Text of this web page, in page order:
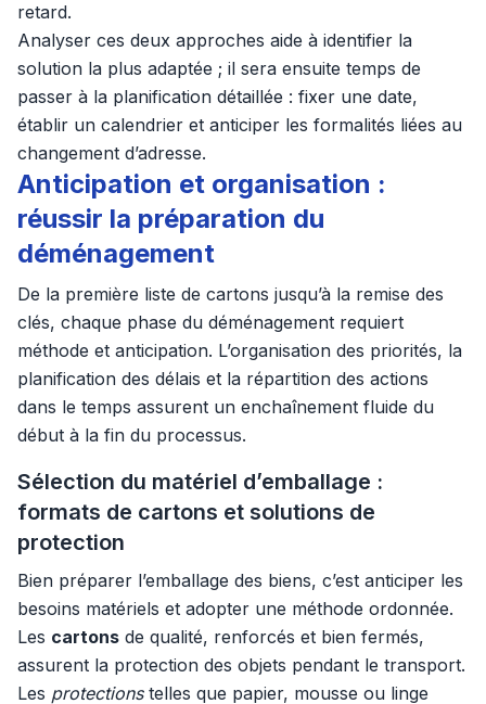
retard.
Analyser ces deux approches aide à identifier la
solution la plus adaptée ; il sera ensuite temps de
passer à la planification détaillée : fixer une date,
établir un calendrier et anticiper les formalités liées au
changement d’adresse.
Anticipation et organisation :
réussir la préparation du
déménagement
De la première liste de cartons jusqu’à la remise des
clés, chaque phase du déménagement requiert
méthode et anticipation. L’organisation des priorités, la
planification des délais et la répartition des actions
dans le temps assurent un enchaînement fluide du
début à la fin du processus.
Sélection du matériel d’emballage :
formats de cartons et solutions de
protection
Bien préparer l’emballage des biens, c’est anticiper les
besoins matériels et adopter une méthode ordonnée.
Les cartons de qualité, renforcés et bien fermés,
assurent la protection des objets pendant le transport.
Les protectionstelles que papier, mousse ou linge